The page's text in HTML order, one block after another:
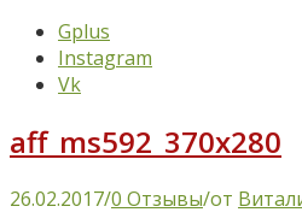
Gplus
Instagram
Vk
aff_ms592_370х280
26.02.2017/0 Отзывы/от